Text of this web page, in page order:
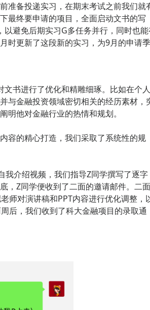
准备投递实习，在期末考试之前我们就
最终要申请的项目，全面启动文书的写
避免后期实习G多任务并行，同时也
时更新了这段新的实习，为9月的申请
书进行了优化和精雕细琢。比如在个
与金融投资领域密切相关的经历素材，
他对金融行业的热情和规划。
容的精心打造，我们采取了系统性的规
我介绍视频，我们指导Z同学撰写了逐字
，Z同学便收到了二面的邀请邮件。二
师对演讲稿和PPT内容进行优化调整，
后，我们收到了科大金融项目的录取通